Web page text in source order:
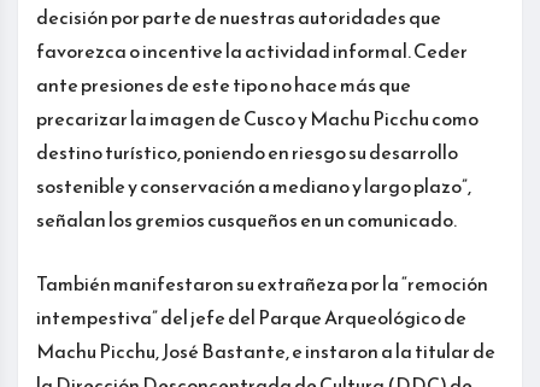
decisión por parte de nuestras autoridades que
favorezca o incentive la actividad informal. Ceder
ante presiones de este tipo no hace más que
precarizar la imagen de Cusco y Machu Picchu como
destino turístico, poniendo en riesgo su desarrollo
sostenible y conservación a mediano y largo plazo”,
señalan los gremios cusqueños en un comunicado.
También manifestaron su extrañeza por la “remoción
intempestiva” del jefe del Parque Arqueológico de
Machu Picchu, José Bastante, e instaron a la titular de